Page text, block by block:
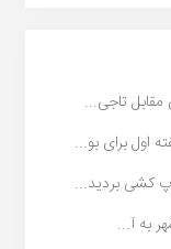
مقابل تاجی...
اول برای بو...
کشی بردید...
به آ...